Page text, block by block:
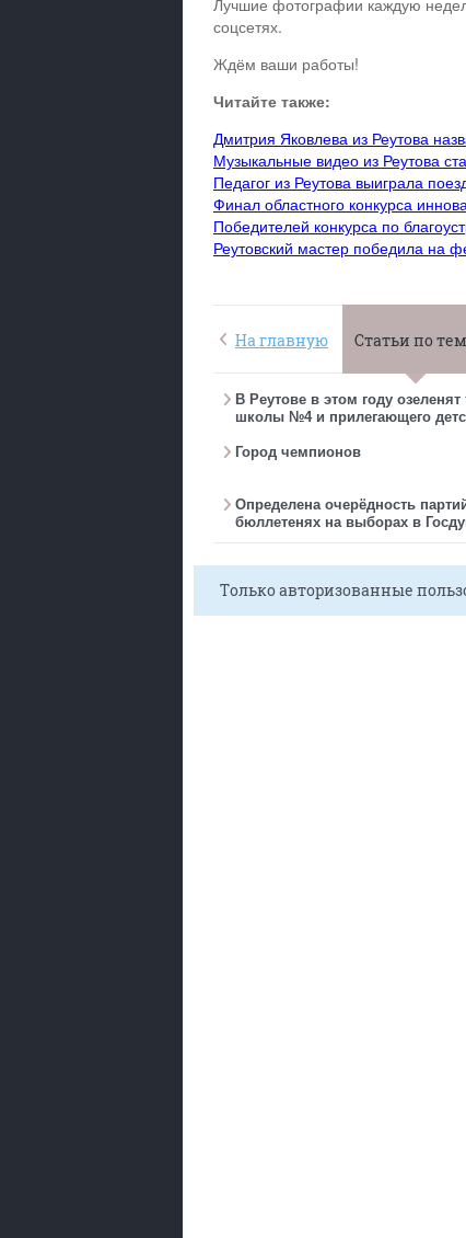
Лучшие фотографии каждую
соцсетях.
Ждём ваши работы!
Читайте также:
Дмитрия Яковлева из Реутова
Музыкальные видео из Реутова
Педагог из Реутова выиграла
Финал областного конкурса
Победителей конкурса по
Реутовский мастер победила на
На главную Статьи по
В Реутове в этом году
школы №4 и прилегающего
Город чемпионов
Определена очерёдность
бюллетенях на выборах в
Только авторизованные